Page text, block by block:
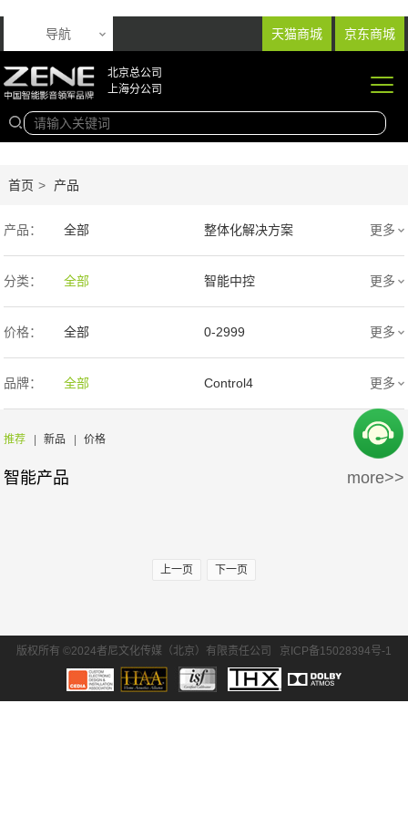
天猫商城 京东商城
导航
北京总公司
上海分公司
首页 > 产品
产品： 全部 整体化解决方案
音响产品 投影产品
专业扩声音箱 幕布产品
声学产品 智能产品
周边产品
更多
分类： 全部 智能中控 更多
价格： 全部 0-2999
3000-9999 1万-5万
5万-15万
30万-50万
更多
品牌： 全部 Control4 更多
推荐 | 新品 | 价格
智能产品 more>>
上一页 下一页
版权所有 ©2024者尼文化传媒（北京）有限责任公司 京ICP备15028394号-1